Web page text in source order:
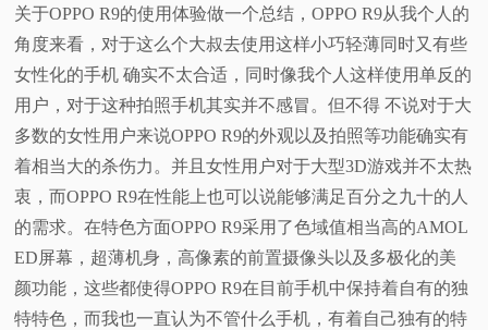
关于OPPO R9的使用体验做一个总结，OPPO R9从我个人的
角度来看，对于这么个大叔去使用这样小巧轻薄同时又有些
女性化的手机 确实不太合适，同时像我个人这样使用单反的
用户，对于这种拍照手机其实并不感冒。但不得 不说对于大
多数的女性用户来说OPPO R9的外观以及拍照等功能确实有
着相当大的杀伤力。并且女性用户对于大型3D游戏并不太热
衷，而OPPO R9在性能上也可以说能够满足百分之九十的人
的需求。在特色方面OPPO R9采用了色域值相当高的AMOL
ED屏幕，超薄机身，高像素的前置摄像头以及多极化的美
颜功能，这些都使得OPPO R9在目前手机中保持着自有的独
特特色，而我也一直认为不管什么手机，有着自己独有的特